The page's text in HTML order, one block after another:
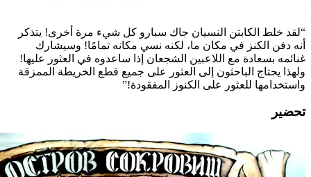
“لقد خلط الكابتن النسيان جاك سبارو كل شيء مرة أخرى! يتذكر
أنه دفن الكنز في مكان ما، لكنه نسي مكانه تمامًا! وسيشارك
غنائمه بسعادة مع اللاعبين الشجعان إذا ساعدوه في العثور عليها!
ولهذا يحتاج الباحثون إلى العثور على جميع قطع الخريطة الممزقة
واستخدامها للعثور على الكنوز المفقودة!”
تحضير